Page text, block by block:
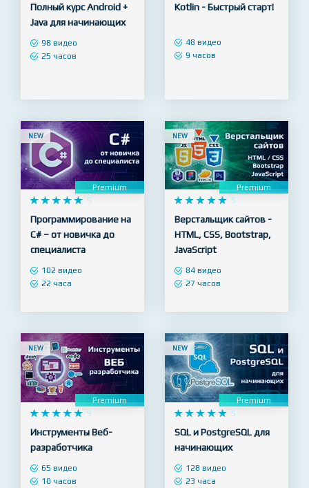
Premium
    
     5
Полный курс Android +
Java для начинающих
Premium
Kotlin - Быстрый старт!
NEW

  
    5
Программирование на
C# – от новичка до
специалиста
NEW
    
     5
Верстальщик сайтов -
HTML, CSS, Bootstrap,
JavaScript
NEW
Premium
    
     5
Инструменты Веб-
разработчика
NEW
Premium
    
     5
SQL и PostgreSQL для
начинающих